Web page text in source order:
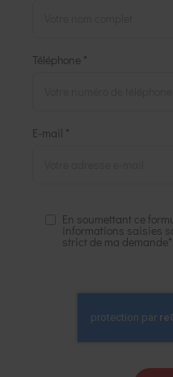
Téléphone *
E-mail *
En soumettant ce
informations saisies
strict de ma demande*